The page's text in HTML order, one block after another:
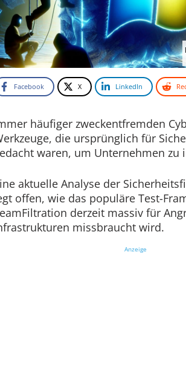
Facebook X LinkedIn
häufiger zweckentfremden
die ursprünglich für
waren, um Unternehmen zu
aktuelle Analyse der
offen, wie das populäre Test-
derzeit massiv für
missbraucht wird.
Anzeige